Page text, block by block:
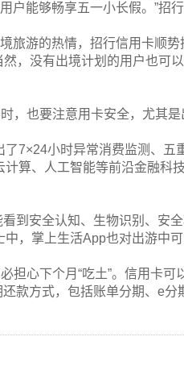
户能够畅享五一小长假。”招
旅游的热情，招行信用卡顺
，没有出境计划的用户也可
，也要注意用卡安全，尤其
7×24小时异常消费监测、五
算、人工智能等前沿金融科
到安全认知、生物识别、安
，掌上生活App也对出游中
担心下个月“吃土”。信用卡
款方式，包括账单分期、e分